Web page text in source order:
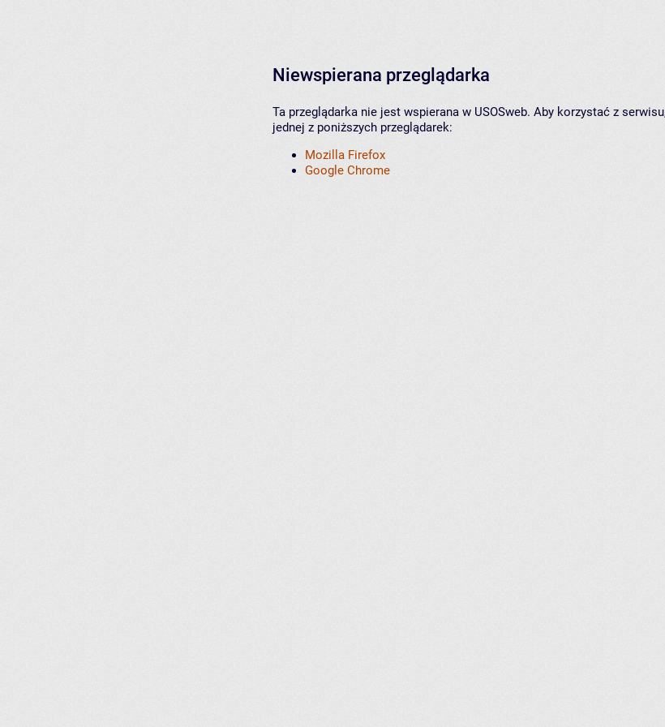
Niewspierana przeglądarka
Ta przeglądarka nie jest wspierana w USOSweb. Aby korzystać z
jednej z poniższych przeglądarek:
Mozilla Firefox
Google Chrome